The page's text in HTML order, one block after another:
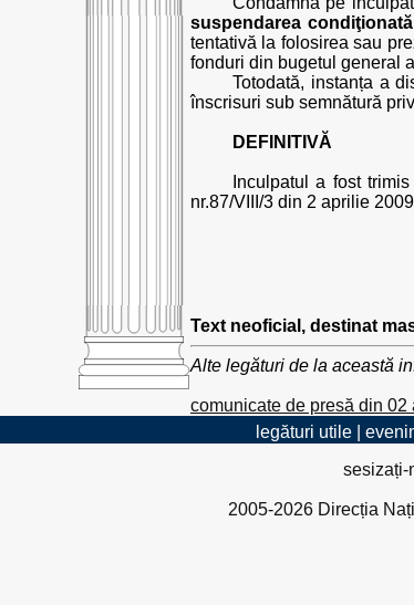
suspendarea
tentativă la folosirea sau
fonduri din bugetul general
Totodată, instanța a
înscrisuri sub semnătură
DEFINITIVĂ
Inculpatul a fost
nr.87/VIII/3 din 2 aprilie
Text neoficial, destinat
Alte legături de la această
comunicate de presă din 02
legături utile|
sesizați-
2005-2026 Direcția